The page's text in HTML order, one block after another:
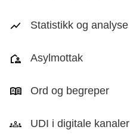
Statistikk og analyse
Asylmottak
Ord og begreper
UDI i digitale kanaler